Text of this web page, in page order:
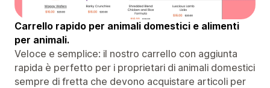
Carrello rapido per animali domestici e alimenti
per animali.
Veloce e semplice: il nostro carrello con aggiunta
rapida è perfetto per i proprietari di animali domestici
sempre di fretta che devono acquistare articoli per